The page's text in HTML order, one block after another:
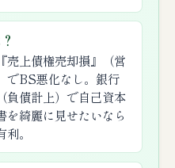
売上債権売却損』（営
でBS悪化なし。銀行
負債計上）で自己資本
を綺麗に見せたいなら
。